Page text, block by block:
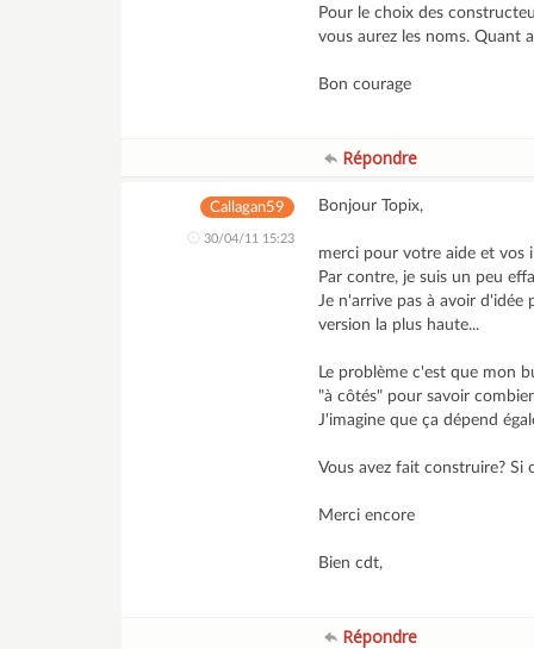
Pour le choix des
vous aurez les noms. Quant
Bon courage
Répondre
Callagan59
30/04/11 15:23
Bonjour Topix,
merci pour votre aide et vos
Par contre, je suis un peu
Je n'arrive pas à avoir d'idée
version la plus haute...
Le problème c'est que mon
"à côtés" pour savoir
J'imagine que ça dépend
Vous avez fait construire? Si
Merci encore
Bien cdt,
Répondre